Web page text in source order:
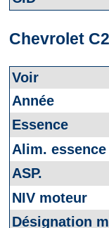
Chevrolet